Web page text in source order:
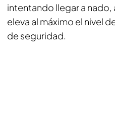
intentando llegar a
eleva al máximo el nivel
de seguridad.